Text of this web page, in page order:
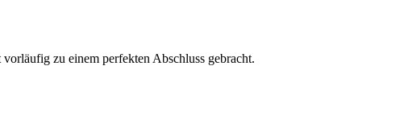
zu einem perfekten Abschluss gebracht.